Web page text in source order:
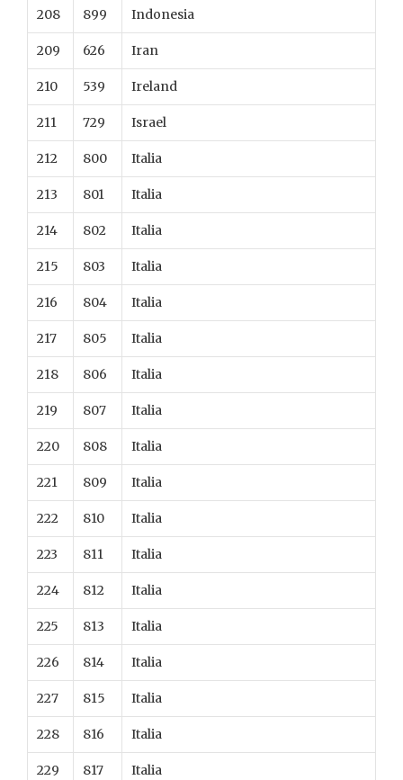
208 899 Indonesia
209 626 Iran
210 539 Ireland
211 729 Israel
212 800 Italia
213 801 Italia
214 802 Italia
215 803 Italia
216 804 Italia
217 805 Italia
218 806 Italia
219 807 Italia
220 808 Italia
221 809 Italia
222 810 Italia
223 811 Italia
224 812 Italia
225 813 Italia
226 814 Italia
227 815 Italia
228 816 Italia
229 817 Italia